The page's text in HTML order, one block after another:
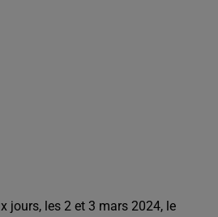
jours, les 2 et 3 mars 2024, le